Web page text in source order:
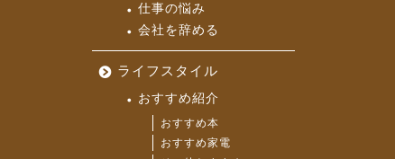
仕事の悩み
会社を辞める
ライフスタイル
おすすめ紹介
おすすめ本
おすすめ家電